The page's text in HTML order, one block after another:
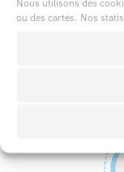
ou des cartes. Nos